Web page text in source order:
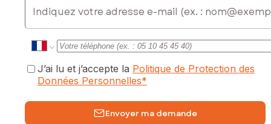
Prix de vente : 225 000 €
Honoraires charge vendeur
Contactez votre conseiller SAFTI : Johan MONNIER, Tél. :
0611752531, E-mail : johan.monnier@safti.fr - EI - Agent
commercial immatriculé au RSAC de Villefranche-Tarare
sous le numéro 502023195
J’ai lu et j’accepte la Politique de Protection des
Données Personnelles*
Envoyer ma demande